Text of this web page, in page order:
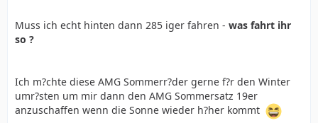
Muss ich echt hinten dann 285 iger fahren - was fahrt ihr
so ?
Ich m?chte diese AMG Sommerr?der gerne f?r den Winter
umr?sten um mir dann den AMG Sommersatz 19er
anzuschaffen wenn die Sonne wieder h?her kommt